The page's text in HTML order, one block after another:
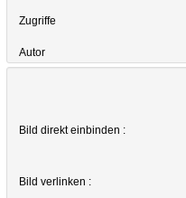
Zugriffe
Autor
Bild direkt einbinden :
Bild verlinken :